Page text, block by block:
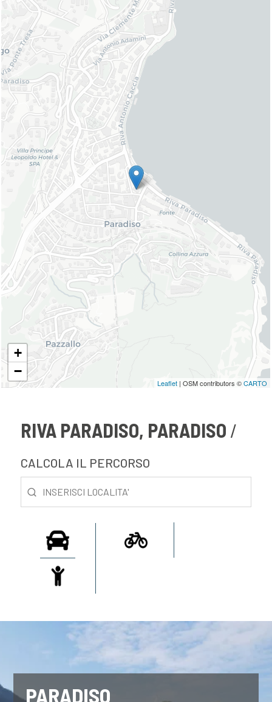
+
−
Leaflet | OSM contributors ©CARTO
RIVA PARADISO, PARADISO
CALCOLA IL PERCORSO
PARADISO